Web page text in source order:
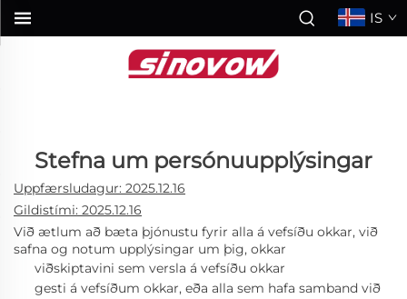
IS
Stefna um persónuupplýsingar
Uppfærsludagur: 2025.12.16
Gildistími: 2025.12.16
Við ætlum að bæta þjónustu fyrir alla á vefsíðu okkar, við
safna og notum upplýsingar um þig, okkar
viðskiptavini sem versla á vefsíðu okkar
gesti á vefsíðum okkar, eða alla sem hafa samband við